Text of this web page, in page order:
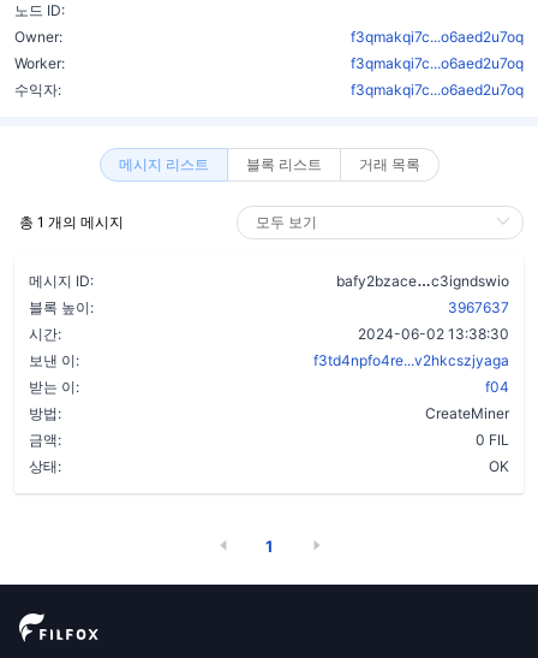
노드 ID:
Owner:
f3qmakqi7c...o6aed2u7oq
Worker:
f3qmakqi7c...o6aed2u7oq
수익자:
f3qmakqi7c...o6aed2u7oq
메시지 리스트 블록 리스트 거래 목록
총 1 개의 메시지
메시지 ID: bafy2bzace
c3igndswio
블록 높이:
3967637
시간:
2024-06-02 13:38:30
보낸 이:
f3td4npfo4re...v2hkcszjyaga
받는 이:
f04
방법:
CreateMiner
금액:
0 FIL
상태:
OK
1